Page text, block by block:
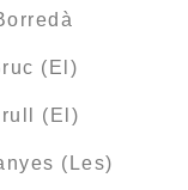
(El)
(El)
(Les)